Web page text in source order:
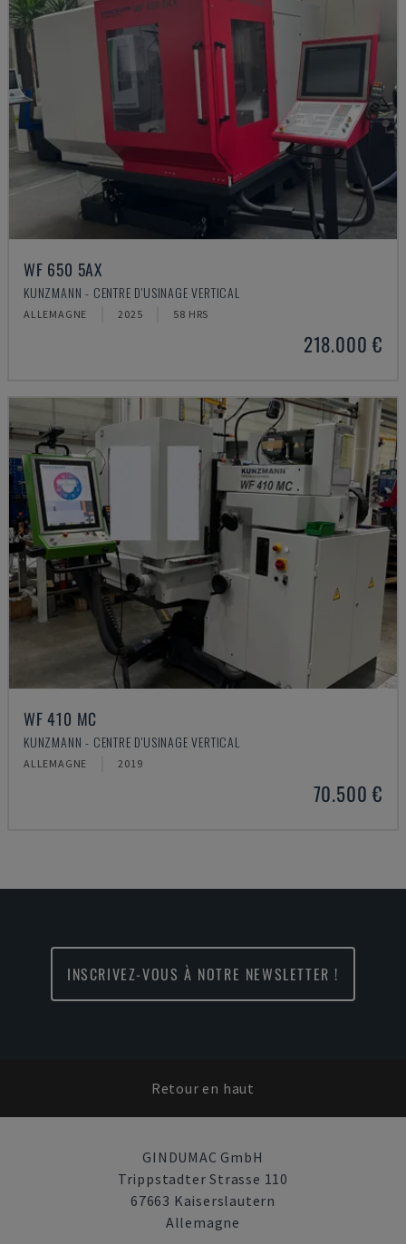
WF 650 5AX
KUNZMANN - CENTRE D'USINAGE VERTICAL
ALLEMAGNE 2025 58 HRS
218.000 €
WF 410 MC
KUNZMANN - CENTRE D'USINAGE VERTICAL
ALLEMAGNE 2019
70.500 €
INSCRIVEZ-VOUS À NOTRE NEWSLETTER !
Retour en haut
GINDUMAC GmbH
Trippstadter Strasse 110
67663 Kaiserslautern
Allemagne